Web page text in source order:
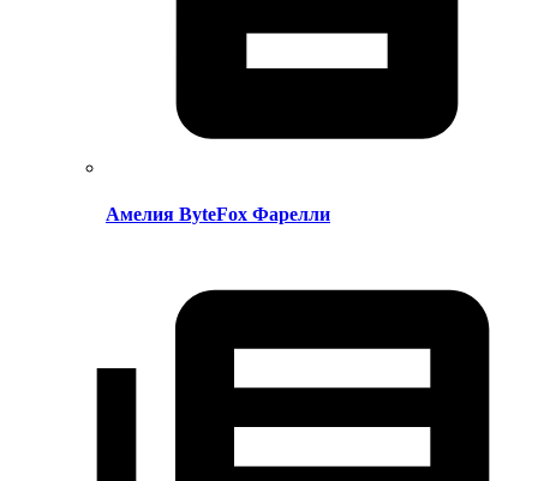
Амелия ByteFox Фарелли